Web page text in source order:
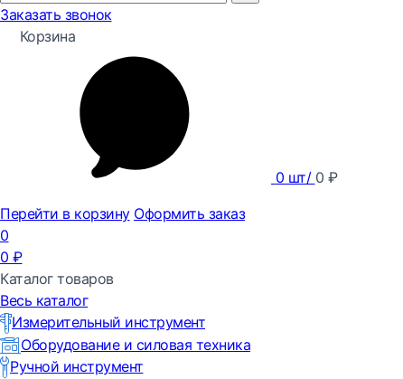
Заказать звонок
Корзина
0 шт/ 0 ₽
Перейти в корзину Оформить заказ
0
0 ₽
Каталог товаров
Весь каталог
Измерительный инструмент
Оборудование и силовая техника
Ручной инструмент